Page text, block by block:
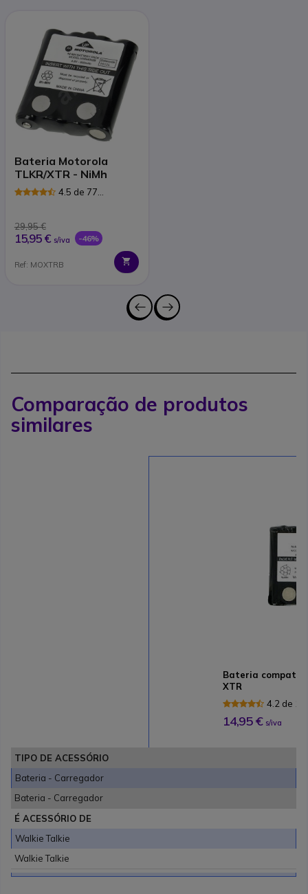
Bateria Motorola
TLKR/XTR - NiMh
4.5 de 77
29,95 €
15,95 € s/iva -46%
Ref: MOXTRB
Comparação de produtos
similares
Bateria
XTR
4.2 de
14,95 € s/iva
TIPO DE ACESSÓRIO
Bateria - Carregador
Bateria - Carregador
É ACESSÓRIO DE
Walkie Talkie
Walkie Talkie